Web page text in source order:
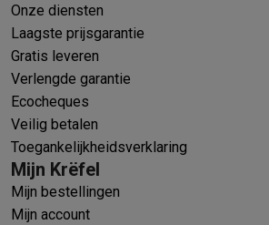
Onze diensten
Laagste prijsgarantie
Gratis leveren
Verlengde garantie
Ecocheques
Veilig betalen
Toegankelijkheidsverklaring
Mijn Krëfel
Mijn bestellingen
Mijn account